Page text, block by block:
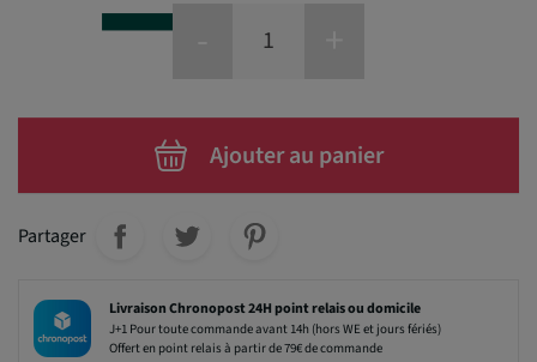
Ajouter au panier
Partager
Livraison Chronopost 24H point relais ou domicile
J+1 Pour toute commande avant 14h (hors WE et jours fériés)
Offert en point relais à partir de 79€ de commande